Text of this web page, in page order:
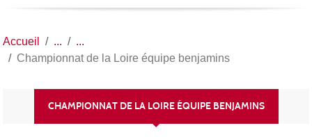
Accueil
Championnat de la Loire équipe benjamins
CHAMPIONNAT DE LA LOIRE ÉQUIPE BENJAMINS